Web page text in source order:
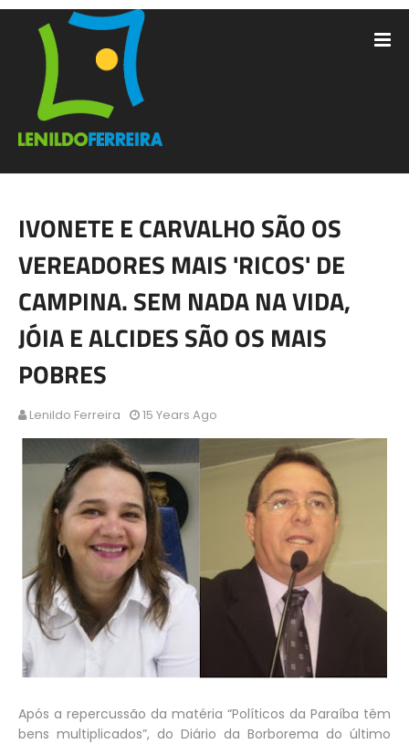
IVONETE E CARVALHO SÃO OS
VEREADORES MAIS 'RICOS' DE
CAMPINA. SEM NADA NA VIDA,
JÓIA E ALCIDES SÃO OS MAIS
POBRES
Lenildo Ferreira 15 Years Ago
Após a repercussão da matéria “Políticos da Paraíba têm
bens multiplicados”, do Diário da Borborema do último